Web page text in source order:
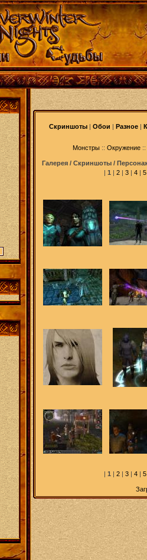
Скриншоты | Обои | Разное |
Монстры :: Окружение
Галерея / Скриншоты /
| 1 | 2 | 3 | 4 | 5
| 1 | 2 | 3 | 4 | 5